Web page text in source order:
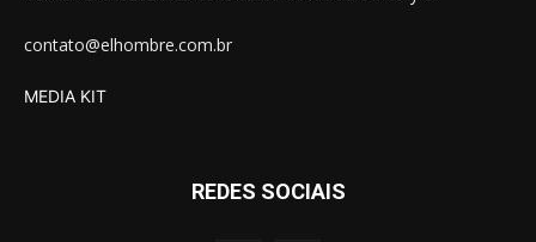
contato@elhombre.com.br
MEDIA KIT
REDES SOCIAIS